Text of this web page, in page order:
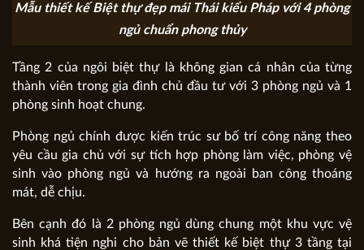
Mẫu thiết kế Biệt thự đẹp mái Thái kiểu Pháp với 4 phòng
ngủ chuẩn phong thủy
Tầng 2 của ngôi biệt thự là không gian cá nhân của từng
thành viên trong gia đình chủ đầu tư với 3 phòng ngủ và 1
phòng sinh hoạt chung.
Phòng ngủ chính được kiến trúc sư bố trí công năng theo
yêu cầu gia chủ với sự tích hợp phòng làm việc, phòng vệ
sinh vào phòng ngủ và hướng ra ngoài ban công thoáng
mát, dễ chịu.
Bên cạnh đó là 2 phòng ngủ dùng chung một khu vực vệ
sinh khá tiện nghi cho bản vẽ thiết kế biệt thự 3 tầng tại